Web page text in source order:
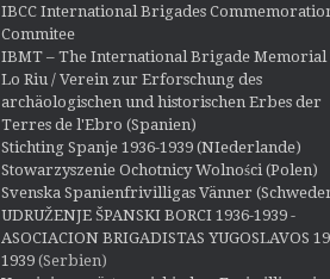
IBCC International Brigades
Commitee
IBMT – The International Brigade Memorial
Lo Riu / Verein zur Erforschung des
archäologischen und historischen Erbes der
Terres de l'Ebro (Spanien)
Stichting Spanje 1936-1939 (NIederlande)
Stowarzyszenie Ochotnicy Wolności (Polen)
Svenska Spanienfrivilligas Vänner
UDRUŽENJE ŠPANSKI BORCI 1936-1939 -
ASOCIACION BRIGADISTAS YUGOSLAVOS
1939(Serbien)